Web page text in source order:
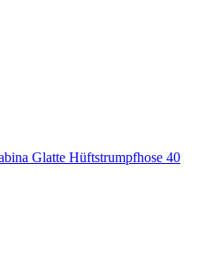
Glatte Hüftstrumpfhose 40